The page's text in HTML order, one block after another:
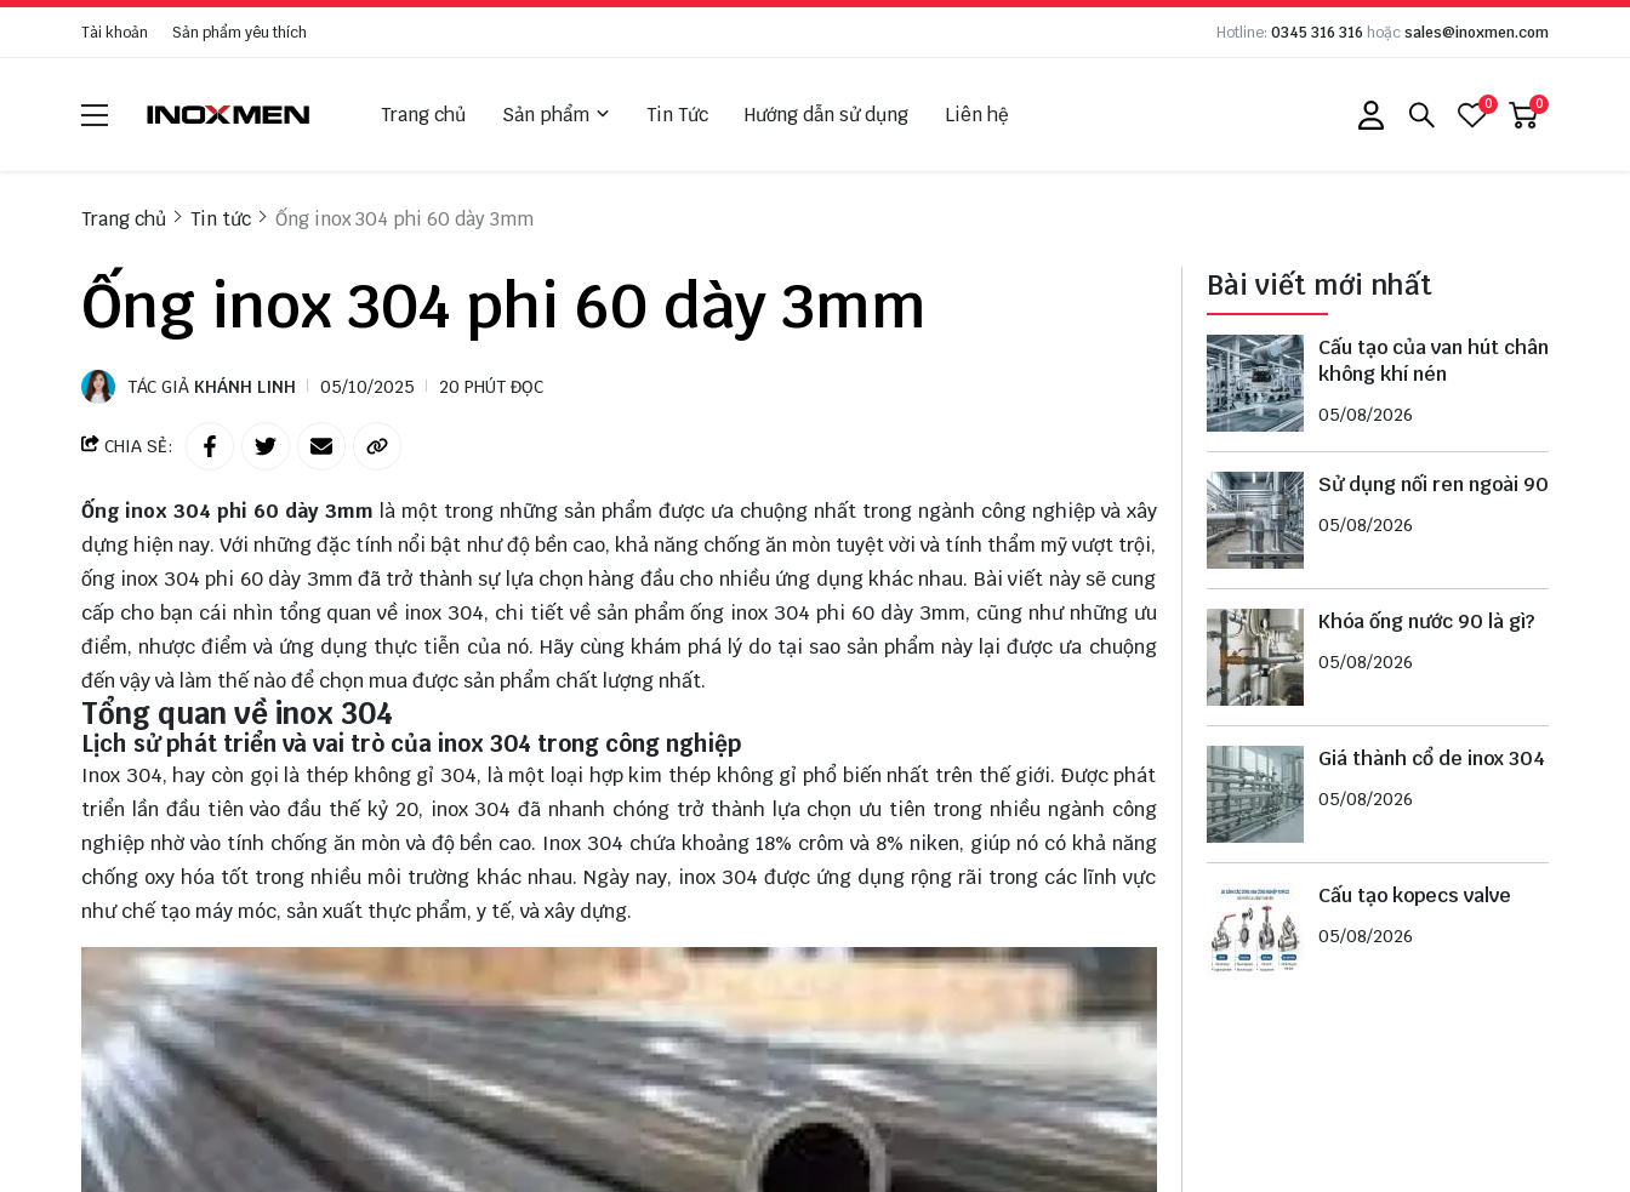
Tài khoản Sản phẩm yêu thích Hotline: 0345 316 316 hoặcsales@inoxmen.com
Trang chủ Sản phẩm Tin Tức Hướng dẫn sử dụng Liên hệ 0 0
Trang chủ Tin tức Ống inox 304 phi 60 dày 3mm
Ống inox 304 phi 60 dày 3mm
TÁC GIẢ KHÁNH LINH 05/10/2025 20 PHÚT ĐỌC
CHIA SẺ:
Ống inox 304 phi 60 dày 3mm là một trong những sản phẩm được ưa chuộng nhất trong ngành công nghiệp và xây
dựng hiện nay. Với những đặc tính nổi bật như độ bền cao, khả năng chống ăn mòn tuyệt vời và tính thẩm mỹ vượt trội,
ống inox 304 phi 60 dày 3mm đã trở thành sự lựa chọn hàng đầu cho nhiều ứng dụng khác nhau. Bài viết này sẽ cung
cấp cho bạn cái nhìn tổng quan về inox 304, chi tiết về sản phẩm ống inox 304 phi 60 dày 3mm, cũng như những ưu
điểm, nhược điểm và ứng dụng thực tiễn của nó. Hãy cùng khám phálý do tại sao sản phẩm này lại được ưa chuộng
đến vậy và làm thế nào để chọn mua được sản phẩm chất lượng nhất.
Tổng quan về inox 304
Lịch sử phát triển và vai trò của inox 304 trong công nghiệp
Inox 304, hay còn gọi là thép không gỉ 304, là một loại hợp kim thép không gỉ phổ biến nhất trên thế giới. Được phát
triển lần đầu tiên vào đầu thế kỷ 20, inox 304 đã nhanh chóng trở thành lựa chọn ưu tiên trong nhiều ngành công
nghiệp nhờ vào tính chống ăn mòn và độ bền cao. Inox 304 chứa khoảng 18% crôm và 8% niken, giúp nó có khả năng
chống oxy hóa tốt trong nhiều môi trường khác nhau. Ngày nay, inox 304 được ứng dụng rộng rãi trong các lĩnh vực
như chế tạo máy móc, sản xuất thực phẩm, y tế, và xây dựng.
Bài viết mới nhất
Cấu tạo của van hút chân
không khí nén
05/08/2026
Sử dụng nối ren ngoài 90
05/08/2026
Khóa ống nước 90 là gì?
05/08/2026
Giá thành cổ de inox 304
05/08/2026
Cấu tạo kopecs valve
05/08/2026